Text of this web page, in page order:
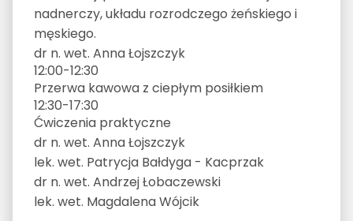
nadnerczy, układu rozrodczego żeńskiego i
męskiego.
dr n. wet. Anna Łojszczyk
12:00-12:30
Przerwa kawowa z ciepłym posiłkiem
12:30-17:30
Ćwiczenia praktyczne
dr n. wet. Anna Łojszczyk
lek. wet. Patrycja Bałdyga - Kacprzak
dr n. wet. Andrzej Łobaczewski
lek. wet. Magdalena Wójcik